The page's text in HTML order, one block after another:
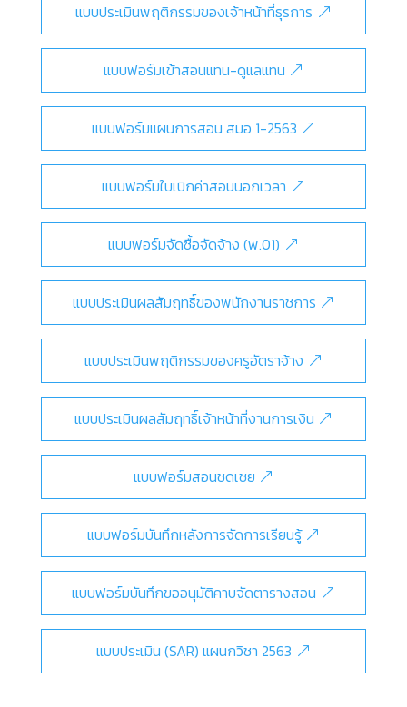
แบบประเมินพฤติกรรมของเจ้าหน้าที่ธุรการ
แบบฟอร์มเข้าสอนแทน-ดูแลแทน
แบบฟอร์มแผนการสอน สมอ 1-2563
แบบฟอร์มใบเบิกค่าสอนนอกเวลา
แบบฟอร์มจัดซื้อจัดจ้าง (พ.01)
แบบประเมินผลสัมฤทธิ์ของพนักงานราชการ
แบบประเมินพฤติกรรมของครูอัตราจ้าง
แบบประเมินผลสัมฤทธิ์เจ้าหน้าที่งานการเงิน
แบบฟอร์มสอนชดเชย
แบบฟอร์มบันทึกหลังการจัดการเรียนรู้
แบบฟอร์มบันทึกขออนุมัติคาบจัดตารางสอน
แบบประเมิน (SAR) แผนกวิชา 2563